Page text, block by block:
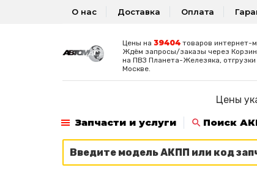
О нас Доставка Оплата
Цены на 39404товаров интернет-
Ждём запросы/заказы через
на ПВЗ Планета-Железяка,
Москве.
Цены
Запчасти и услуги
Поиск